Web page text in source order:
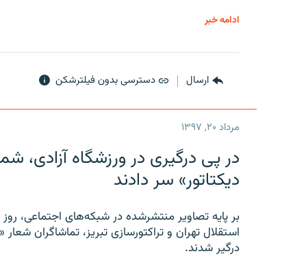
ادامه خبر
ارسال دسترسی بدون فیلترشکن
مرداد ۲۰, ۱۳۹۷
در پی درگیری در ورزشگاه آزادی،
دیکتاتور» سر دادند
بر پایه تصاویر منتشرشده در شبکه‌های اجتماعی،
استقلال تهران و تراکتورسازی تبریز، تماشاگران
درگیر شدند.